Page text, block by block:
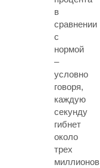
в
сравнении
с
нормой
–
условно
говоря,
каждую
секунду
гибнет
около
трех
миллионов